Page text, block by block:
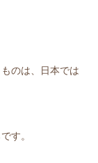
のは、日本では
す。